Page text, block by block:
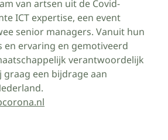
van artsen uit de Covid-
ICT expertise, een event
senior managers. Vanuit hun
en ervaring en gemotiveerd
verantwoordelijk
graag een bijdrage aan